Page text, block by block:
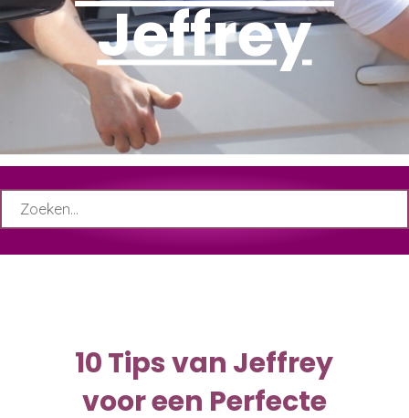
Jeffrey
Zoeken
naar:
10 Tips van Jeffrey
voor een Perfecte